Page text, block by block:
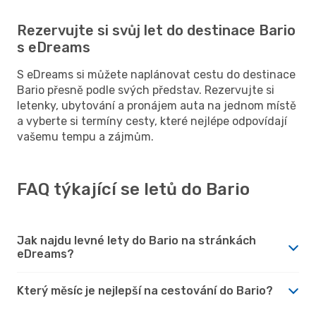
Rezervujte si svůj let do destinace Bario
s eDreams
S eDreams si můžete naplánovat cestu do destinace
Bario přesně podle svých představ. Rezervujte si
letenky, ubytování a pronájem auta na jednom místě
a vyberte si termíny cesty, které nejlépe odpovídají
vašemu tempu a zájmům.
FAQ týkající se letů do Bario
Jak najdu levné lety do Bario na stránkách
eDreams?
Který měsíc je nejlepší na cestování do Bario?